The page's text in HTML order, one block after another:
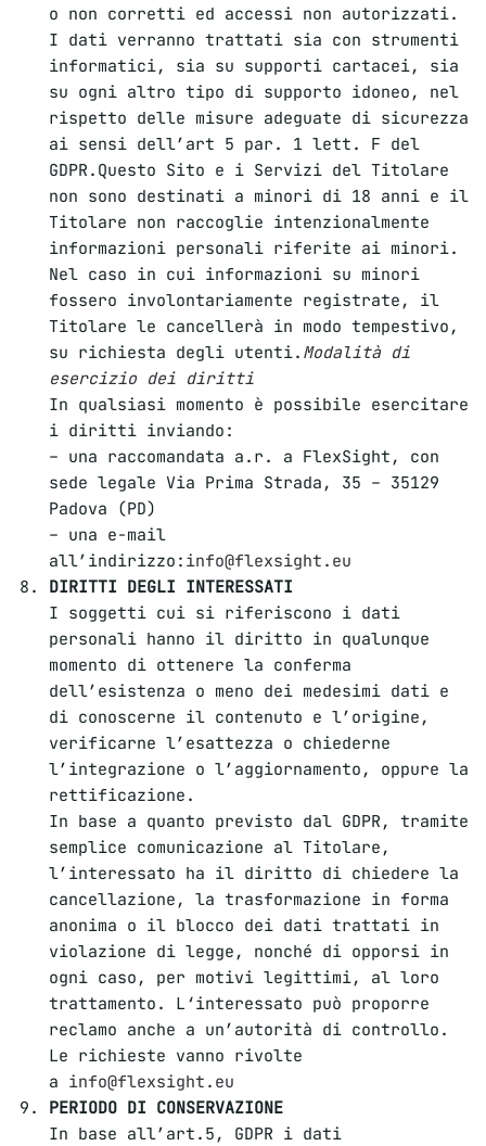
o non corretti ed accessi non autorizzati.
I dati verranno trattati sia con strumenti
informatici, sia su supporti cartacei, sia
su ogni altro tipo di supporto idoneo, nel
rispetto delle misure adeguate di sicurezza
ai sensi dell’art 5 par. 1 lett. F del
GDPR.Questo Sito e i Servizi del Titolare
non sono destinati a minori di 18 anni e il
Titolare non raccoglie intenzionalmente
informazioni personali riferite ai minori.
Nel caso in cui informazioni su minori
fossero involontariamente registrate, il
Titolare le cancellerà in modo tempestivo,
su richiesta degli utenti. Modalità di
esercizio dei diritti
In qualsiasi momento è possibile esercitare
i diritti inviando:
– una raccomandata a.r. a FlexSight, con
sede legale Via Prima Strada, 35 – 35129
Padova (PD)
– una e-mail
all’indirizzo: info@flexsight.eu
DIRITTI DEGLI INTERESSATI
I soggetti cui si riferiscono i dati
personali hanno il diritto in qualunque
momento di ottenere la conferma
dell’esistenza o meno dei medesimi dati e
di conoscerne il contenuto e l’origine,
verificarne l’esattezza o chiederne
l’integrazione o l’aggiornamento, oppure la
rettificazione.
In base a quanto previsto dal GDPR, tramite
semplice comunicazione al Titolare,
l’interessato ha il diritto di chiedere la
cancellazione, la trasformazione in forma
anonima o il blocco dei dati trattati in
violazione di legge, nonché di opporsi in
ogni caso, per motivi legittimi, al loro
trattamento. L‘interessato può proporre
reclamo anche a un’autorità di controllo.
Le richieste vanno rivolte
a info@flexsight.eu
PERIODO DI CONSERVAZIONE
In base all’art.5, GDPR i dati